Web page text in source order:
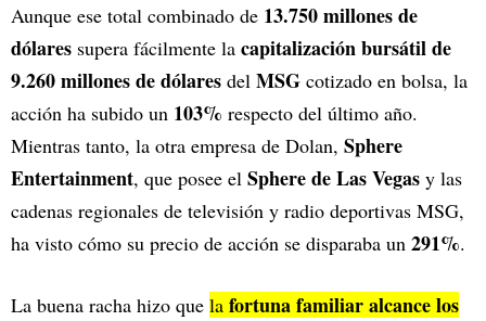
Aunque ese total combinado de 13.750 millones de
dólares supera fácilmente la capitalización bursátil de
9.260 millones de dólares del MSG cotizado en bolsa, la
acción ha subido un 103% respecto del último año.
Mientras tanto, la otra empresa de Dolan, Sphere
Entertainment, que posee el Sphere de Las Vegas y las
cadenas regionales de televisión y radio deportivas MSG,
ha visto cómo su precio de acción se disparaba un 291%.
La buena racha hizo que la fortuna familiar alcance los